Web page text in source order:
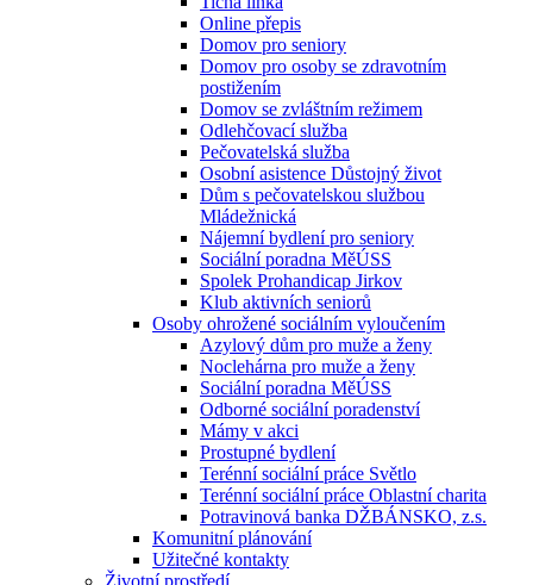
Online přepis
Domov pro seniory
Domov pro osoby se zdravotním
postižením
Domov se zvláštním režimem
Odlehčovací služba
Pečovatelská služba
Osobní asistence Důstojný život
Dům s pečovatelskou službou
Mládežnická
Nájemní bydlení pro seniory
Sociální poradna MěÚSS
Spolek Prohandicap Jirkov
Klub aktivních seniorů
Osoby ohrožené sociálním vyloučením
Azylový dům pro muže a ženy
Noclehárna pro muže a ženy
Sociální poradna MěÚSS
Odborné sociální poradenství
Mámy v akci
Prostupné bydlení
Terénní sociální práce Světlo
Terénní sociální práce Oblastní charita
Potravinová banka DŽBÁNSKO, z.s.
Komunitní plánování
Užitečné kontakty
Životní prostředí